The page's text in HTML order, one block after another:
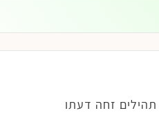
זחה דעתו